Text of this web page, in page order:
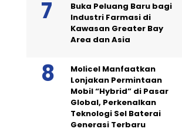
Buka Peluang Baru bagi
Industri Farmasi di
Kawasan Greater Bay
Area dan Asia
Molicel Manfaatkan
Lonjakan Permintaan
Mobil “Hybrid” di Pasar
Global, Perkenalkan
Teknologi Sel Baterai
Generasi Terbaru